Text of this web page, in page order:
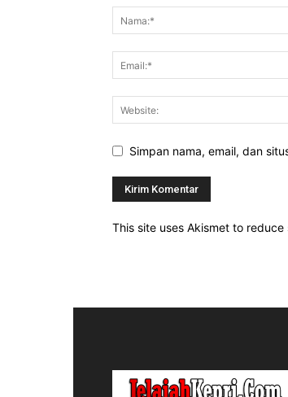
Simpan nama, email, dan
This site uses Akismet to reduce